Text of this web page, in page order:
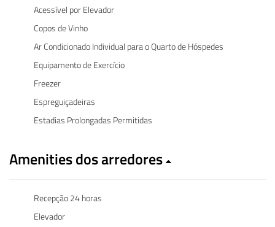
Acessível por Elevador
Copos de Vinho
Ar Condicionado Individual para o Quarto de Hóspedes
Equipamento de Exercício
Freezer
Espreguiçadeiras
Estadias Prolongadas Permitidas
Amenities dos arredores
Recepção 24 horas
Elevador